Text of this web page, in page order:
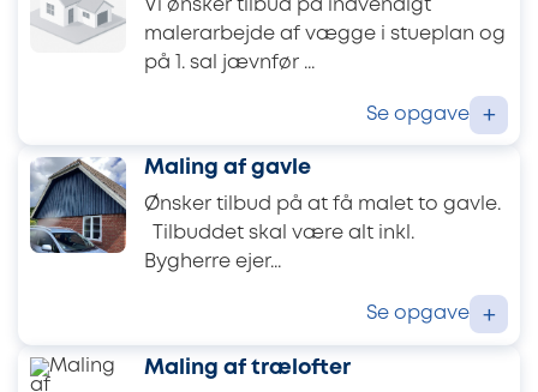
Vi ønsker tilbud på indvendigt
malerarbejde af vægge i stueplan og
på 1. sal jævnfør ...
Se opgave +
Maling af gavle
Ønsker tilbud på at få malet to gavle.
Tilbuddet skal være alt inkl.
Bygherre ejer...
Se opgave +
Maling af trælofter